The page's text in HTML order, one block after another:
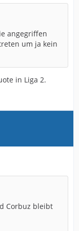
angegriffen
um ja kein
in Liga 2.
Corbuz bleibt